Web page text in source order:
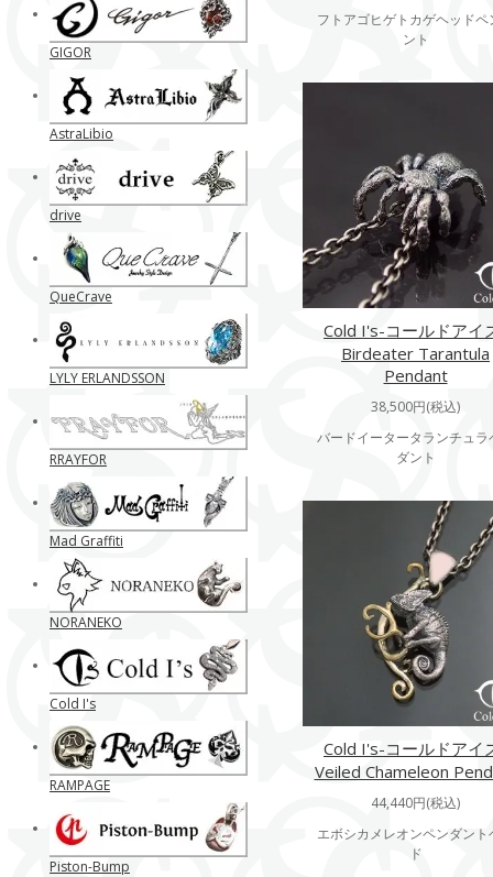
フトアゴヒゲトカゲヘッドペ
ント
Cold I's-コールドアイ
Birdeater Tarantula
Pendant
38,500円(税込)
バードイータータランチュラ
ダント
Cold I's-コールドアイ
Veiled Chameleon
44,440円(税込)
エボシカメレオンペンダント
ド
GIGOR
AstraLibio
drive
QueCrave
LYLY ERLANDSSON
RRAYFOR
Mad Graffiti
NORANEKO
Cold I's
RAMPAGE
Piston-Bump